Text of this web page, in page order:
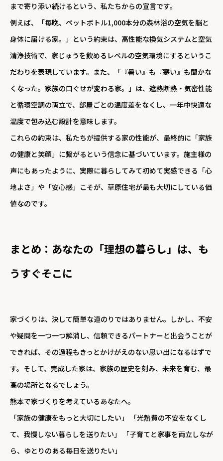
まで寄り添い続けるという、私たちからの宣言です。
例えば、「毎晩、ペットボトル1,000本分の森林浴の空気を脳と
身体に届ける家。」という約束は、高性能な換気システムと空気
清浄技術で、家じゅうを飲めるレベルの空気環境にするというこ
だわりを表現しています。また、「『暑い』も『寒い』も聞かな
くなった。家族の口ぐせが変わる家。」は、遮熱断熱・気密性能
と循環空調の両立で、部屋ごとの温度差をなくし、一年中快適な
温度で包み込む設計を意味します。
これらの約束は、私たちが提供する家の性能が、最終的に「家族
の健康と笑顔」に繋がるという信念に基づいています。施主様の
声にもあったように、実際に暮らしてみて初めて実感できる「心
地よさ」や「安心感」こそが、草原住宅が最も大切にしている価
値なのです。
まとめ：あなたの「理想の暮らし」は、も
うすぐそこに
家づくりは、決して簡単な道のりではありません。しかし、不安
や疑問を一つ一つ解消し、信頼できるパートナーと出会うことが
できれば、その過程もきっとかけがえのない思い出になるはずで
す。そして、完成した家は、家族の歴史を刻み、未来を育む、最
高の場所となるでしょう。
熊本で家づくりを考えているあなたへ。
「家族の健康をもっと大切にしたい」 「光熱費の不安をなくし
て、我慢しない暮らしを送りたい」 「子育てと家事を両立しなが
ら、ゆとりのある毎日を送りたい」